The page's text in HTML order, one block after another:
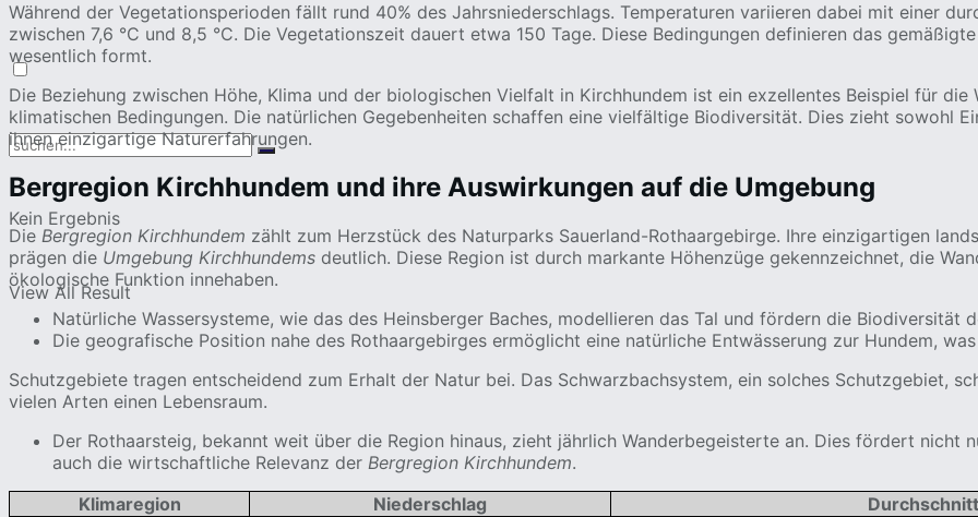
Kein Ergebnis
View All Result
Während der Vegetationsperioden fällt rund 40% des Jahrsniederschlags. Temperaturen variieren dabei mit einer
zwischen 7,6 °C und 8,5 °C. Die Vegetationszeit dauert etwa 150 Tage. Diese Bedingungen definieren das
wesentlich formt.
Die Beziehung zwischen Höhe, Klima und der biologischen Vielfalt in Kirchhundem ist ein exzellentes Beispiel für
klimatischen Bedingungen. Die natürlichen Gegebenheiten schaffen eine vielfältige Biodiversität. Dies zieht sowohl
ihnen einzigartige Naturerfahrungen.
Bergregion Kirchhundem und ihre Auswirkungen auf die Umgebung
Die Bergregion Kirchhundem zählt zum Herzstück des Naturparks Sauerland-Rothaargebirge. Ihre einzigartigen
prägen die Umgebung Kirchhundems deutlich. Diese Region ist durch markante Höhenzüge gekennzeichnet, die
ökologische Funktion innehaben.
Natürliche Wassersysteme, wie das des Heinsberger Baches, modellieren das Tal und fördern die Biodiversität
Die geografische Position nahe des Rothaargebirges ermöglicht eine natürliche Entwässerung zur Hundem,
Schutzgebiete tragen entscheidend zum Erhalt der Natur bei. Das Schwarzbachsystem, ein solches Schutzgebiet,
vielen Arten einen Lebensraum.
Der Rothaarsteig, bekannt weit über die Region hinaus, zieht jährlich Wanderbegeisterte an. Dies fördert nicht
auch die wirtschaftliche Relevanz der Bergregion Kirchhundem.
Klimaregion
Niederschlag